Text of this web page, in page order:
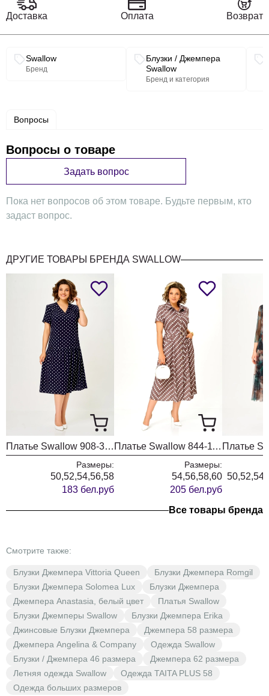
№
п/
Наименование
измерения
измерения
(примечание)
Обхват
100 104 108 112
Обхват
82 86
Размерный код 50
Вдоль
до низа
Обхват груди 110 114
Обхват талии
изделия по
линии талии
112 122
Обхват бёдер
изделия по
линии бёдер
112 122
5 Длина рукава
От высшей
точки оката
21 21 21 25
Доставка Оплата Возврат
Связанные разделы каталога
Swallow
Бренд
Блузки / Джемпера
Swallow
Бренд и категория
Вопросы
Вопросы о товаре
Задать вопрос
Пока нет вопросов об этом товаре. Будьте первым, кто
задаст вопрос.
ДРУГИЕ ТОВАРЫ БРЕНДА SWALLOW
Платье Swallow 908-3 синий+горох
Размеры:
50,52,54,56,58
183 бел.руб
Платье Swallow 844-11 капучино+принт горох
Размеры:
54,56,58,60
205 бел.руб
Все товары бренда
Смотрите также:
Блузки Джемпера Vittoria Queen
Блузки Джемпера Romgil
Блузки Джемпера Solomea Lux
Блузки Джемпера
Джемпера Anastasia, белый цвет
Платья Swallow
Блузки Джемперы Swallow
Блузки Джемпера Erika
Джинсовые Блузки Джемпера
Джемпера 58 размера
Джемпера Angelina & Company
Одежда Swallow
Блузки / Джемпера 46 размера
Джемпера 62 размера
Летняя одежда Swallow
Одежда TAITA PLUS 58
Одежда больших размеров